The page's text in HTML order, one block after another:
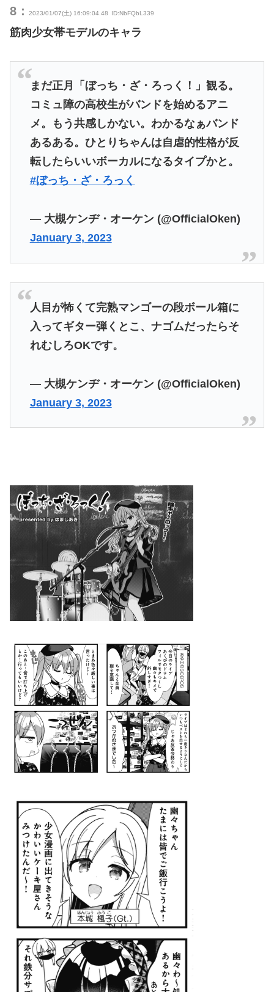
8： 2023/01/07(土) 16:09:04.48 ID:NbFQbL339
筋肉少女帯モデルのキャラ
まだ正月「ぼっち・ざ・ろっく！」観る。
コミュ障の高校生がバンドを始めるアニ
メ。もう共感しかない。わかるなぁバンド
あるある。ひとりちゃんは自虐的性格が反
転したらいいボーカルになるタイプかと。
#ぼっち・ざ・ろっく
— 大槻ケンヂ・オーケン (@OfficialOken)
January 3, 2023
人目が怖くて完熟マンゴーの段ボール箱に
入ってギター弾くとこ、ナゴムだったらそ
れむしろOKです。
— 大槻ケンヂ・オーケン (@OfficialOken)
January 3, 2023